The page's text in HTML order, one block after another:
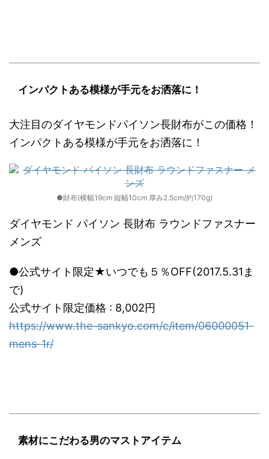
インパクトある模様が手元をお洒落に！
大注目のダイヤモンドパイソン長財布がこの価格！
インパクトある模様が手元をお洒落に！
●財布(横幅19cm 縦幅10cm 厚み2.5cm/約170g)
ダイヤモンド パイソン 長財布 ラウンドファスナー
メンズ
●公式サイト限定★いつでも５％OFF(2017.5.31ま
で)
公式サイト限定価格 : 8,002円
https://www.the-sankyo.com/c/item/06000051-
mens-1r/
素材にこだわる男のマストアイテム